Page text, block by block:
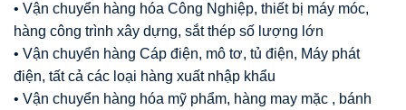
• Vận chuyển hàng hóa Công Nghiệp, thiết bị máy móc,
hàng công trình xây dựng, sắt thép số lượng lớn
• Vận chuyển hàng Cáp điện, mô tơ, tủ điện, Máy phát
điện, tất cả các loại hàng xuất nhập khẩu
• Vận chuyển hàng hóa mỹ phẩm, hàng may mặc , bánh